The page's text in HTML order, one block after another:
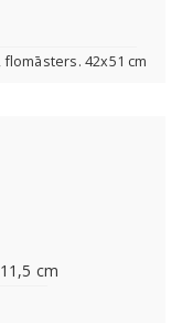
flomāsters. 42x51 cm
cm